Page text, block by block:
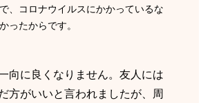
、コロナウイルスにかかっているな
ったからです。
向に良くなりません。友人には
方がいいと言われましたが、周